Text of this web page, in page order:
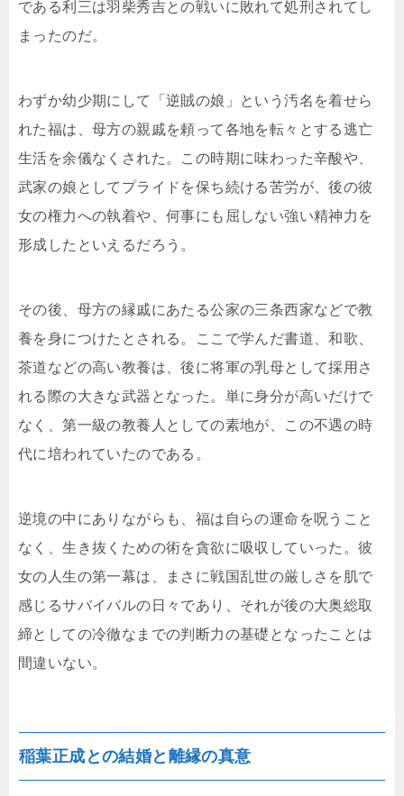
である利三は羽柴秀吉との戦いに敗れて処刑されてし
まったのだ。
わずか幼少期にして「逆賊の娘」という汚名を着せら
れた福は、母方の親戚を頼って各地を転々とする逃亡
生活を余儀なくされた。この時期に味わった辛酸や、
武家の娘としてプライドを保ち続ける苦労が、後の彼
女の権力への執着や、何事にも屈しない強い精神力を
形成したといえるだろう。
その後、母方の縁戚にあたる公家の三条西家などで教
養を身につけたとされる。ここで学んだ書道、和歌、
茶道などの高い教養は、後に将軍の乳母として採用さ
れる際の大きな武器となった。単に身分が高いだけで
なく、第一級の教養人としての素地が、この不遇の時
代に培われていたのである。
逆境の中にありながらも、福は自らの運命を呪うこと
なく、生き抜くための術を貪欲に吸収していった。彼
女の人生の第一幕は、まさに戦国乱世の厳しさを肌で
感じるサバイバルの日々であり、それが後の大奥総取
締としての冷徹なまでの判断力の基礎となったことは
間違いない。
稲葉正成との結婚と離縁の真意